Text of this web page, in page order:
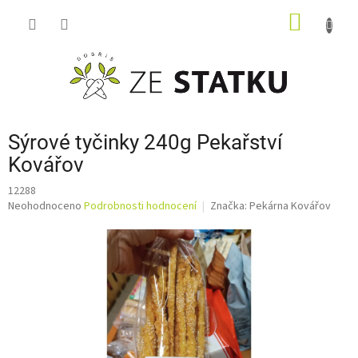
Sýrové tyčinky 240g Pekařství
Kovářov
12288
Průměrné
Neohodnoceno Podrobnosti hodnocení Značka: Pekárna Kovářov